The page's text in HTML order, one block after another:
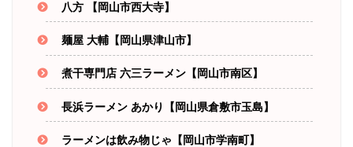
八方 【岡山市西大寺】
麺屋 大輔【岡山県津山市】
煮干専門店 六三ラーメン【岡山市南区】
長浜ラーメン あかり【岡山県倉敷市玉島】
ラーメンは飲み物じゃ【岡山市学南町】